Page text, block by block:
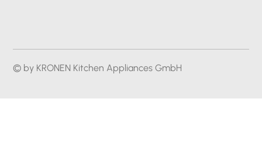
© by KRONEN Kitchen Appliances GmbH